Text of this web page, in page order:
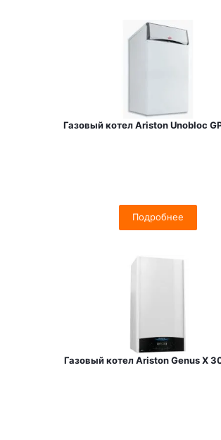
Газовый котел Ariston Unobloc
Подробнее
Газовый котел Ariston Genus X